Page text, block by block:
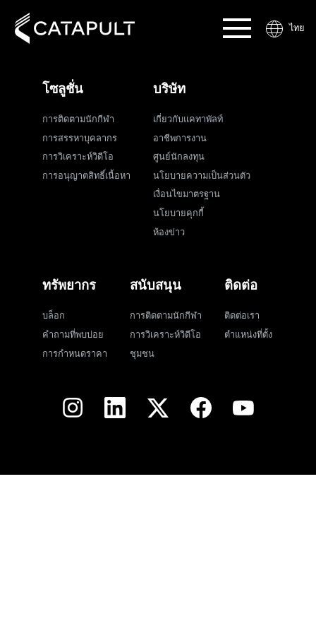
ไทย
โซลูชั่น
การติดตามนักกีฬา
การสรรหาบุคลากร
การวิเคราะห์วิดีโอ
การอนุญาตสิทธิ์เนื้อหา
บริษัท
เกี่ยวกับแคทาพัลท์
อาชีพการงาน
ศูนย์นักลงทุน
นโยบายความเป็นส่วนตัว
เงื่อนไขมาตรฐาน
นโยบายคุกกี้
ห้องข่าว
ทรัพยากร
บล็อก
คำถามที่พบบ่อย
การกำหนดราคา
สนับสนุน
การติดตามนักกีฬา
การวิเคราะห์วิดีโอ
ชุมชน
ติดต่อ
ติดต่อเรา
ตำแหน่งที่ตั้ง